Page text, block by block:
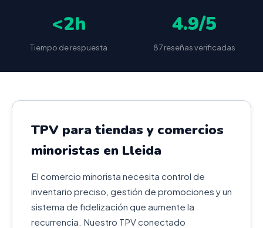
<2h
Tiempo de respuesta
4.9/5
87 reseñas verificadas
TPV para tiendas y comercios
minoristas en Lleida
El comercio minorista necesita control de
inventario preciso, gestión de promociones y un
sistema de fidelización que aumente la
recurrencia. Nuestro TPV conectado